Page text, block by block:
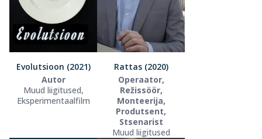
Evolutsioon (2021)
Autor
Muud liigitused,
Eksperimentaalfilm
Rattas (2020)
Operaator,
Režissöör,
Monteerija,
Produtsent,
Stsenarist
Muud liigitused